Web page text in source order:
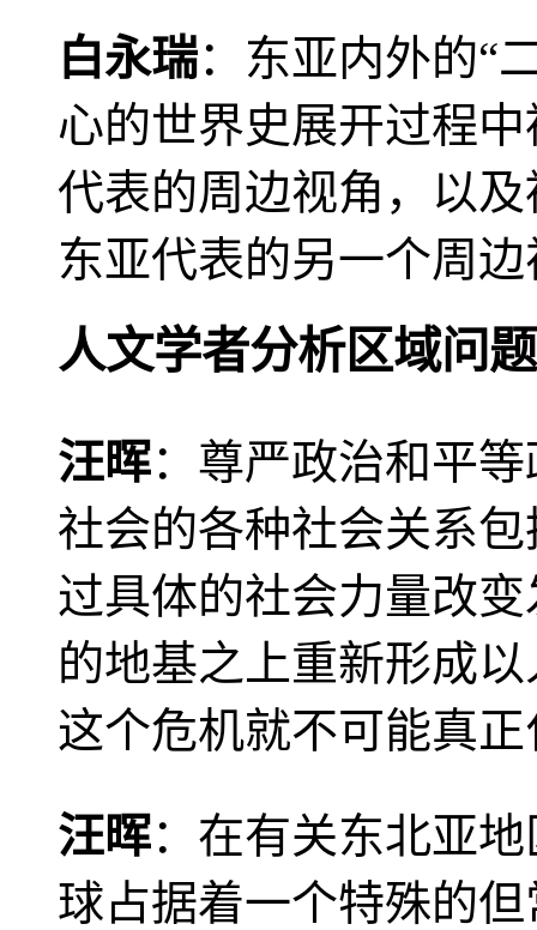
白永瑞：东亚内外的“
心的世界史展开过程
代表的周边视角，以
东亚代表的另一个周
人文学者分析区域问题
汪晖：尊严政治和平
社会的各种社会关系
过具体的社会力量改
的地基之上重新形成
这个危机就不可能真
汪晖：在有关东北亚
球占据着一个特殊的